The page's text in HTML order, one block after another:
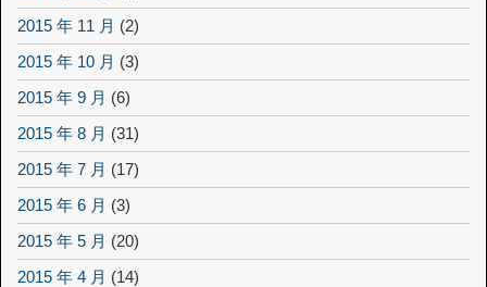
2015 年 11 月 (2)
2015 年 10 月 (3)
2015 年 9 月 (6)
2015 年 8 月 (31)
2015 年 7 月 (17)
2015 年 6 月 (3)
2015 年 5 月 (20)
2015 年 4 月 (14)